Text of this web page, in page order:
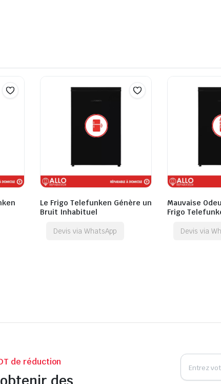
Le Frigo Telefunken Génère un
Bruit Inhabituel
Devis via WhatsApp
Mauvaise
Frigo
Devis via
de réduction